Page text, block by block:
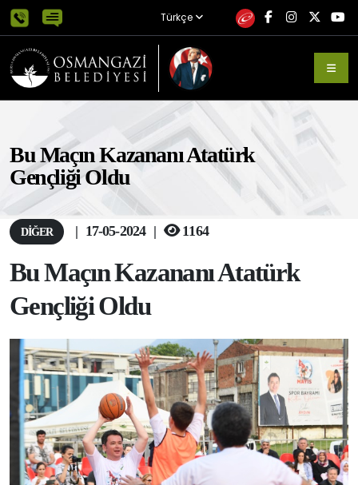
Türkçe
Bu Maçın Kazananı Atatürk
Gençliği Oldu
DIĞER | 17-05-2024 | 1164
Bu Maçın Kazananı Atatürk
Gençliği Oldu